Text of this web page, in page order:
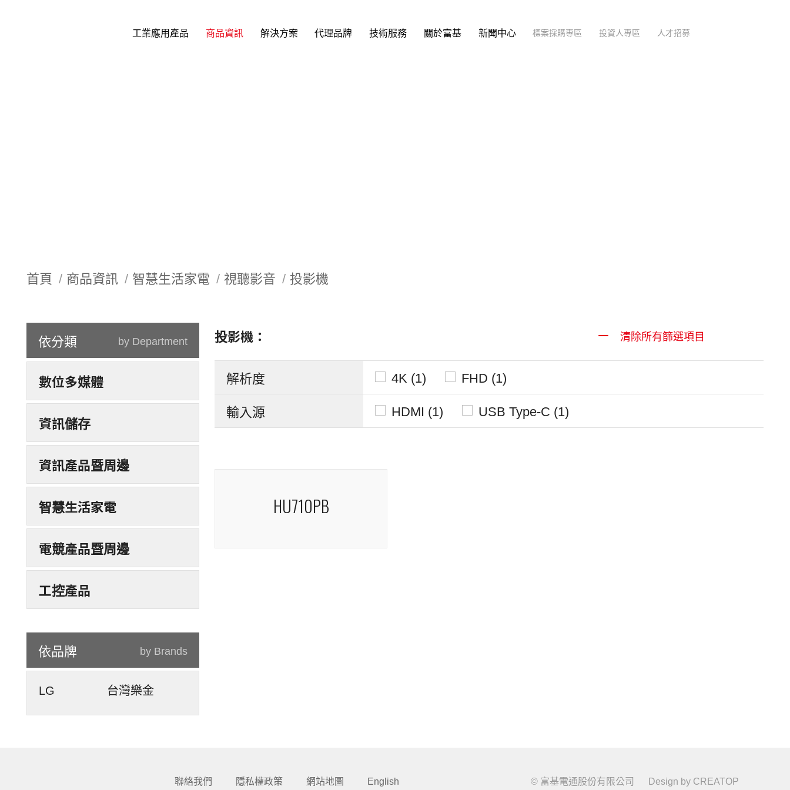
工業應用產品 商品資訊 解決方案 代理品牌 技術服務 關於富基 新聞中心 標案採購專區 投資人專區 人才招募
首頁 商品資訊 智慧生活家電 視聽影音 投影機
依分類 by Department
數位多媒體
資訊儲存
資訊產品暨周邊
智慧生活家電
電競產品暨周邊
工控產品
依品牌 by Brands
LG 台灣樂金
投影機： 清除所有篩選項目
解析度 4K (1)
FHD (1)
輸入源
HDMI (1) USB Type-C (1)
HU710PB
聯絡我們 隱私權政策 網站地圖 English © 富基電通股份有限公司 Design by CREATOP